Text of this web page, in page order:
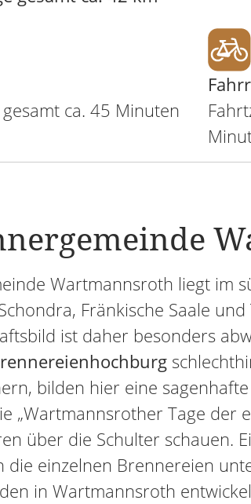
ca. 45 Minuten
Wartmannsroth liegt im
Fränkische Saale
ist daher besonders
bilden hier eine
„Wartmannsrother Tage der
über die Schulter schauen.
die einzelnen Brennereien
in Wartmannsroth